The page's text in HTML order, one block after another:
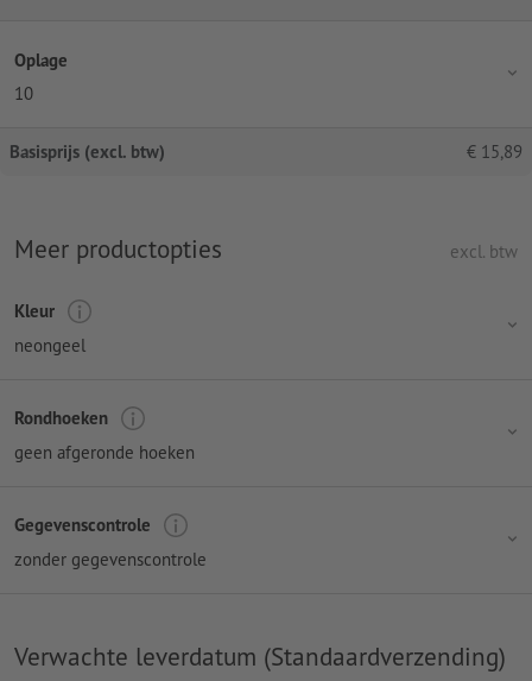
Oplage
10
Basisprijs (excl. btw) € 15,89
Meer productopties excl. btw
Kleur
neongeel
Rondhoeken
geen afgeronde hoeken
Gegevenscontrole
zonder gegevenscontrole
Verwachte leverdatum (Standaardverzending)